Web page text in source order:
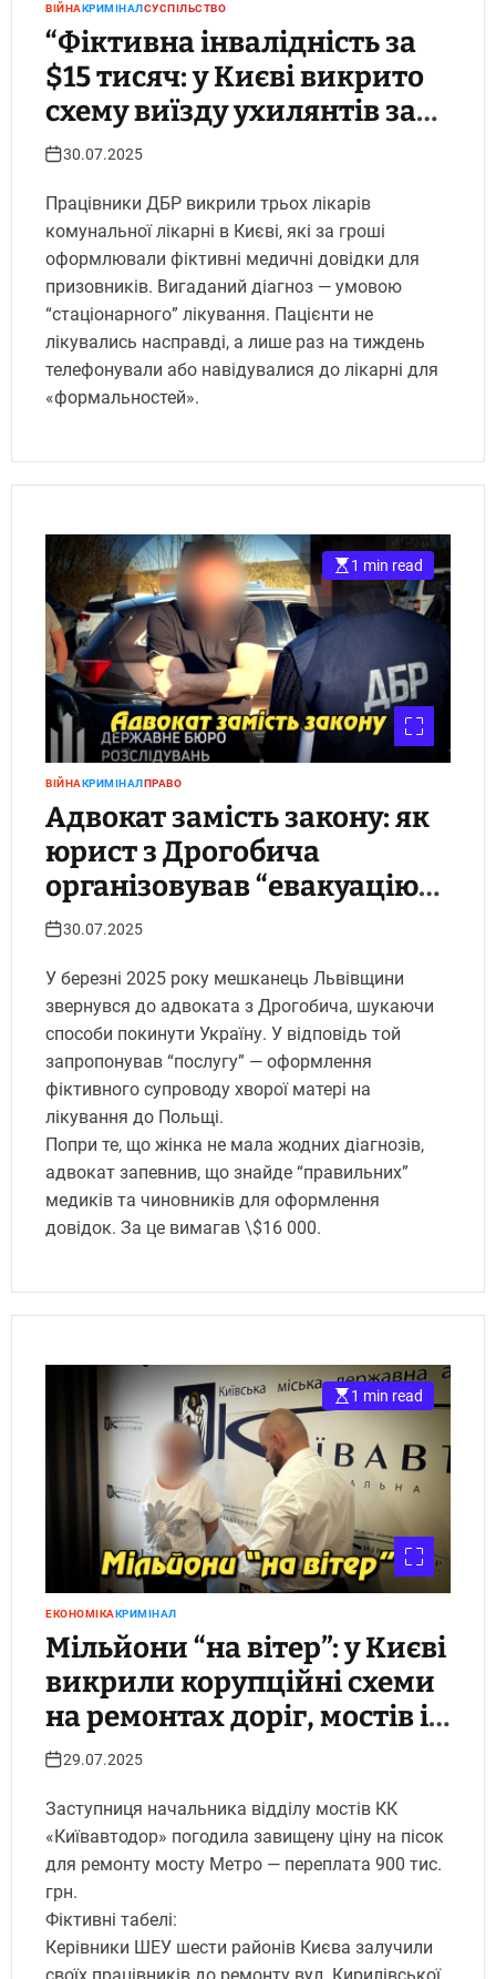
ВІЙНАКРИМІНАЛСУСПІЛЬСТВО
“Фіктивна інвалідність за
$15 тисяч: у Києві викрито
схему виїзду ухилянтів за
кордон через лікарів”.
30.07.2025
Працівники ДБР викрили трьох лікарів
комунальної лікарні в Києві, які за гроші
оформлювали фіктивні медичні довідки для
призовників. Вигаданий діагноз — умовою
“стаціонарного” лікування. Пацієнти не
лікувались насправді, а лише раз на тиждень
телефонували або навідувалися до лікарні для
«формальностей».
1 min read
ВІЙНАКРИМІНАЛПРАВО
Адвокат замість закону: як
юрист з Дрогобича
організовував “евакуацію”
ухилянтів і погрожував
30.07.2025
У березні 2025 року мешканець Львівщини
звернувся до адвоката з Дрогобича, шукаючи
способи покинути Україну. У відповідь той
запропонував “послугу” — оформлення
фіктивного супроводу хворої матері на
лікування до Польщі.
Попри те, що жінка не мала жодних діагнозів,
адвокат запевнив, що знайде “правильних”
медиків та чиновників для оформлення
довідок. За це вимагав \$16 000.
1 min read
ЕКОНОМІКАКРИМІНАЛ
Мільйони “на вітер”: у Києві
викрили корупційні схеми
на ремонтах доріг, мостів і
тимчасовому житлі для
Укрінфопрес.
29.07.2025
Заступниця начальника відділу мостів КК
«Київавтодор» погодила завищену ціну на пісок
для ремонту мосту Метро — переплата 900 тис.
грн.
Фіктивні табелі:
Керівники ШЕУ шести районів Києва залучили
своїх працівників до ремонту вул. Кирилівської